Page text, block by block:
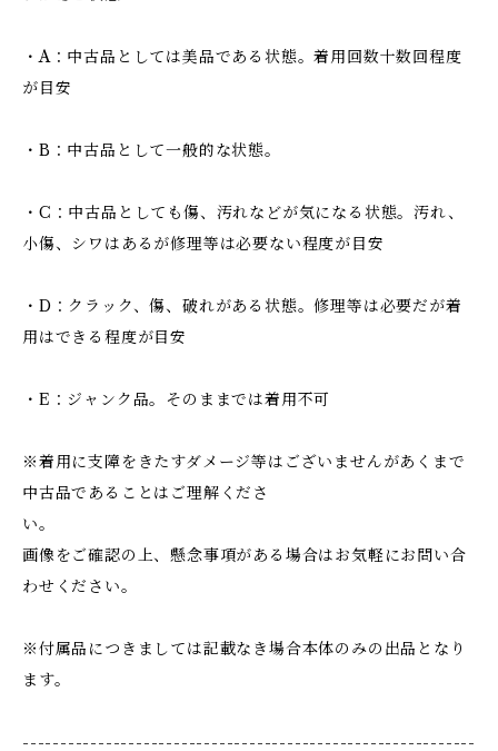
・A：中古品としては美品である状態。着用回数十数回程度
が目安
・B：中古品として一般的な状態。
・C：中古品としても傷、汚れなどが気になる状態。汚れ、
小傷、シワはあるが修理等は必要ない程度が目安
・D：クラック、傷、破れがある状態。修理等は必要だが着
用はできる程度が目安
・E：ジャンク品。そのままでは着用不可
※着用に支障をきたすダメージ等はございませんがあくまで
中古品であることはご理解くださ
い。
画像をご確認の上、懸念事項がある場合はお気軽にお問い合
わせください。
※付属品につきましては記載なき場合本体のみの出品となり
ます。
------------------------------------------------------------